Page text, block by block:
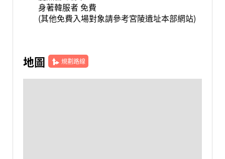
身著韓服者 免費
(其他免費入場對象請參考宮陵遺址本部網站)
地圖 規劃路線